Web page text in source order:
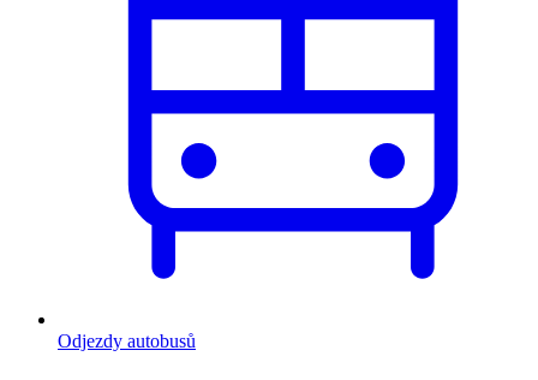
Odjezdy autobusů